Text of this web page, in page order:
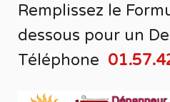
Remplissez le
dessous pour un
Téléphone